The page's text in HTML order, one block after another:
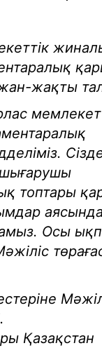
жан-жақты
шығарушы
топтары
Осы
Қазақстан